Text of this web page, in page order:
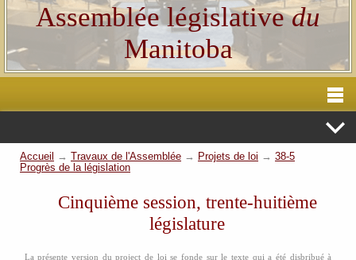
Assemblée législativedu
Manitoba
Accueil → Travaux de l'Assemblée → Projets de loi → 38-5
Progrès de la législation
Cinquième session, trente-huitième
législature
La présente version du project de loi se fonde sur le texte qui a été disbribué à